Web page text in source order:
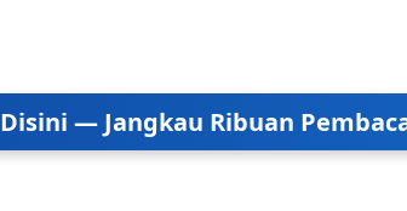
— Jangkau Ribuan